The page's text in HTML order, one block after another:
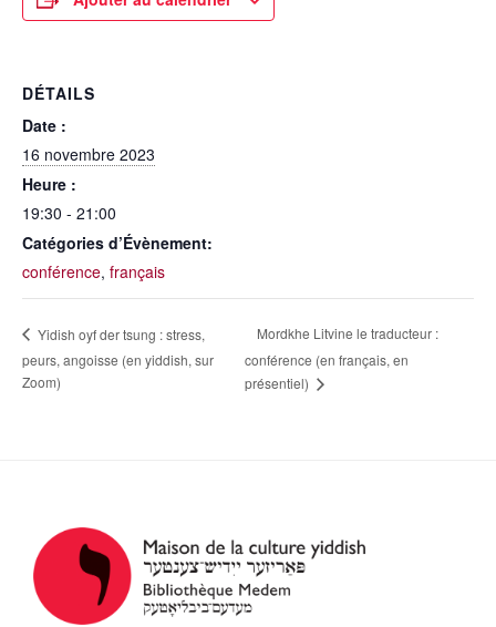
DÉTAILS
Date :
16 novembre 2023
Heure :
19:30 - 21:00
Catégories d’Évènement:
conférence, français
Yidish oyf der tsung : stress,
peurs, angoisse (en yiddish, sur
Zoom)
Mordkhe Litvine le traducteur :
conférence (en français, en
présentiel)